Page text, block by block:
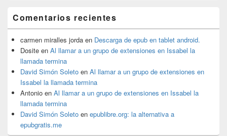
Comentarios recientes
carmen miralles jorda en Descarga de epub en tablet android.
Dosite en Al llamar a un grupo de extensiones en Issabel la
llamada termina
David Simón Soleto en Al llamar a un grupo de extensiones en
Issabel la llamada termina
Antonio en Al llamar a un grupo de extensiones en Issabel la
llamada termina
David Simón Soleto en epublibre.org: la alternativa a
epubgratis.me